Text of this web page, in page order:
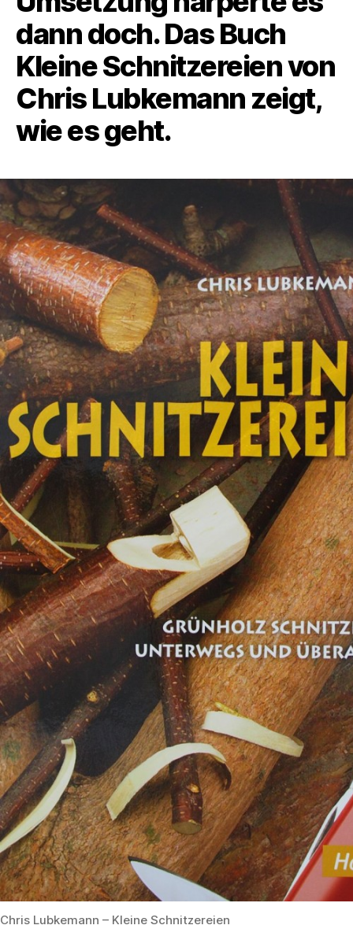
dann doch. Das Buch
Kleine Schnitzereien von
Chris Lubkemann zeigt,
wie es geht.
Chris Lubkemann – Kleine Schnitzereien